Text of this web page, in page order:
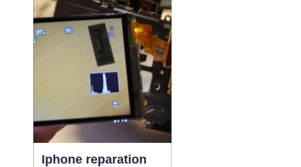
derfor mange
valgmuligheder m...
Iphone reparation